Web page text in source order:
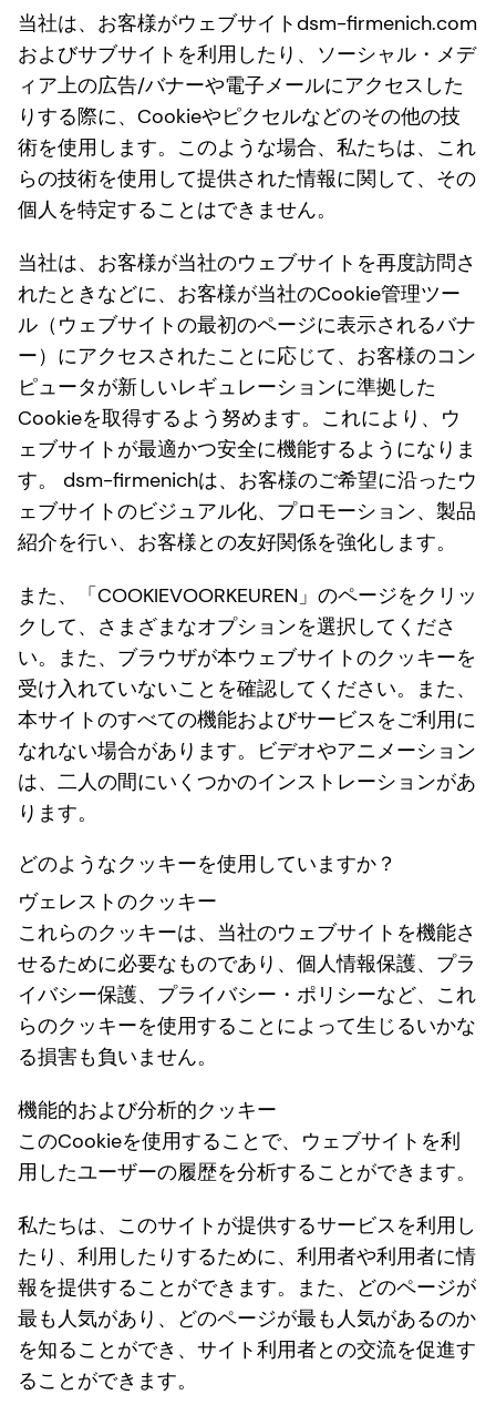
当社は、お客様がウェブサイトdsm-firmenich.com
およびサブサイトを利用したり、ソーシャル・メデ
ィア上の広告/バナーや電子メールにアクセスした
りする際に、Cookieやピクセルなどのその他の技
術を使用します。このような場合、私たちは、これ
らの技術を使用して提供された情報に関して、その
個人を特定することはできません。
当社は、お客様が当社のウェブサイトを再度訪問さ
れたときなどに、お客様が当社のCookie管理ツー
ル（ウェブサイトの最初のページに表示されるバナ
ー）にアクセスされたことに応じて、お客様のコン
ピュータが新しいレギュレーションに準拠した
Cookieを取得するよう努めます。これにより、ウ
ェブサイトが最適かつ安全に機能するようになりま
す。 dsm-firmenichは、お客様のご希望に沿ったウ
ェブサイトのビジュアル化、プロモーション、製品
紹介を行い、お客様との友好関係を強化します。
また、「COOKIEVOORKEUREN」のページをクリッ
クして、さまざまなオプションを選択してくださ
い。また、ブラウザが本ウェブサイトのクッキーを
受け入れていないことを確認してください。また、
本サイトのすべての機能およびサービスをご利用に
なれない場合があります。ビデオやアニメーション
は、二人の間にいくつかのインストレーションがあ
ります。
どのようなクッキーを使用していますか？
ヴェレストのクッキー
これらのクッキーは、当社のウェブサイトを機能さ
せるために必要なものであり、個人情報保護、プラ
イバシー保護、プライバシー・ポリシーなど、これ
らのクッキーを使用することによって生じるいかな
る損害も負いません。
機能的および分析的クッキー
このCookieを使用することで、ウェブサイトを利
用したユーザーの履歴を分析することができます。
私たちは、このサイトが提供するサービスを利用し
たり、利用したりするために、利用者や利用者に情
報を提供することができます。また、どのページが
最も人気があり、どのページが最も人気があるのか
を知ることができ、サイト利用者との交流を促進す
ることができます。